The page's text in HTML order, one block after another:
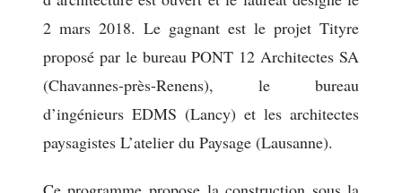
2 mars 2018. Le gagnant est le projet Tityre
proposé par le bureau PONT 12 Architectes SA
(Chavannes-près-Renens), le bureau
d’ingénieurs EDMS (Lancy) et les architectes
paysagistes L’atelier du Paysage (Lausanne).